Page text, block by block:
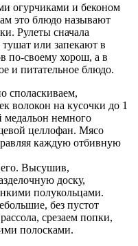
огурчиками и беконом
это блюдо называют
Рулеты сначала
или запекают в
по-своему хорош, а в
и питательное блюдо.
споласкиваем,
волокон на кусочки до 1
немного
целлофан. Мясо
каждую отбивную
Высушив,
доску,
полукольцами.
без пустот
срезаем попки,
полосками.